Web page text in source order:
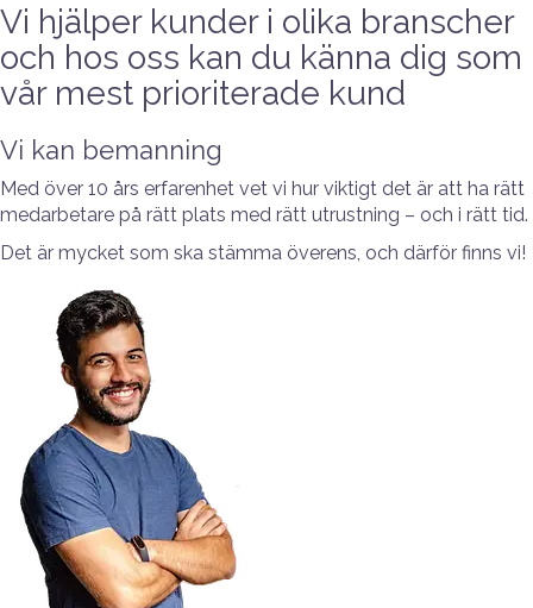
Vi hjälper kunder i olika branscher
och hos oss kan du känna dig som
vår mest prioriterade kund
Vi kan bemanning
Med över 10 års erfarenhet vet vi hur viktigt det är att ha rätt
medarbetare på rätt plats med rätt utrustning – och i rätt tid.
Det är mycket som ska stämma överens, och därför finns vi!